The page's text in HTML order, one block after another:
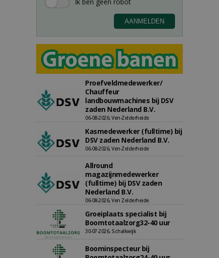
Proefveldmedewerker/
Chauffeur
landbouwmachines bij DSV
zaden Nederland B.V.
06-08-2026, Ven-Zelderheide
Kasmedewerker (fulltime) bij
DSV zaden Nederland B.V.
06-08-2026, Ven-Zelderheide
Allround
magazijnmedewerker
(fulltime) bij DSV zaden
Nederland B.V.
06-08-2026, Ven Zelderheide
Groeiplaats specialist bij
Boomtotaalzorg32-40 uur
30-07-2026, Schalkwijk
Boominspecteur bij